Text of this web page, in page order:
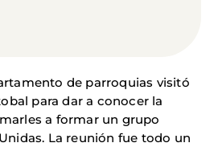
de parroquias visitó
para dar a conocer la
a formar un grupo
La reunión fue todo un